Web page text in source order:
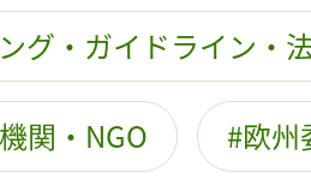
グ・ガイドライン・
関・NGO 欧州